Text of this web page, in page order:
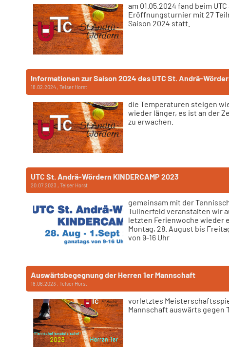
am 01.05.2024 fand beim
Eröffnungsturnier mit 27
Saison 2024 statt.
Informationen zur Saison 2024 des UTC St. Andrä-
18.02.2024 , Telser Horst
die Temperaturen steigen
wieder länger, es ist an der
zu erwachen.
UTC St. Andrä-Wördern KINDERCAMP 2023
20.07.2023 , Telser Horst
gemeinsam mit der
Tullnerfeld veranstalten wir
letzten Ferienwoche wieder
Montag, 28. August bis
von 9-16 Uhr
Auswärtsbegegnung der Herren 1er Mannschaft
18.06.2023 , Telser Horst
vorletztes
Mannschaft auswärts gegen